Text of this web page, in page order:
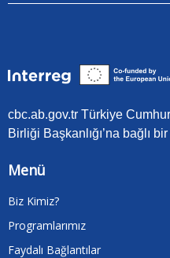
cbc.ab.gov.tr Türkiye
Birliği Başkanlığı’na bağlı
Menü
Biz Kimiz?
Programlarımız
Faydalı Bağlantılar